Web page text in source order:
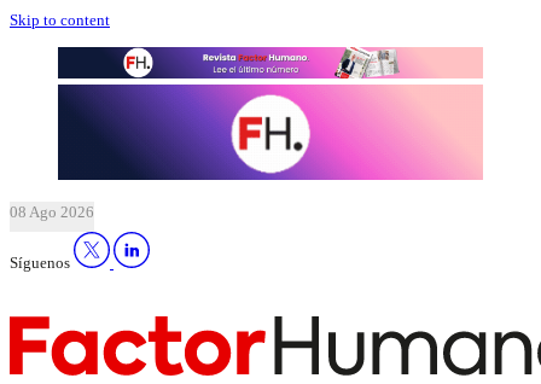
Skip to content
08 Ago 2026
Síguenos